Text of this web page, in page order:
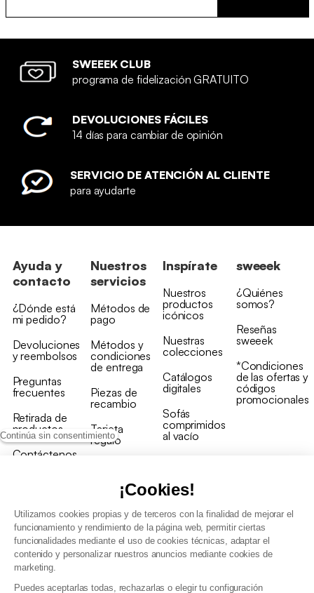
Continúa sin consentimiento
¡Cookies!
Utilizamos cookies propias y de terceros con la finalidad de mejorar el
funcionamiento y rendimiento de la página web, permitir ciertas
funcionalidades mediante el uso de cookies técnicas, adaptar el
contenido y personalizar nuestros anuncios mediante cookies de
marketing.
Puedes aceptarlas todas, rechazarlas o elegir tu configuración
SWEEEK CLUB
programa de fidelización GRATUITO
DEVOLUCIONES FÁCILES
14 días para cambiar de opinión
SERVICIO DE ATENCIÓN AL CLIENTE
para ayudarte
Ayuda y
contacto
¿Dónde está
mi pedido?
Devoluciones
y reembolsos
Preguntas
frecuentes
Retirada de
productos
Contáctenos
Nuestros
servicios
Métodos de
pago
Métodos y
condiciones
de entrega
Piezas de
recambio
Tarjeta
regalo
Inspírate
Nuestros
productos
icónicos
Nuestras
colecciones
Catálogos
digitales
Sofás
comprimidos
al vacío
sweeek
¿Quiénes
somos?
Reseñas
sweeek
*Condiciones
de las ofertas y
códigos
promocionales